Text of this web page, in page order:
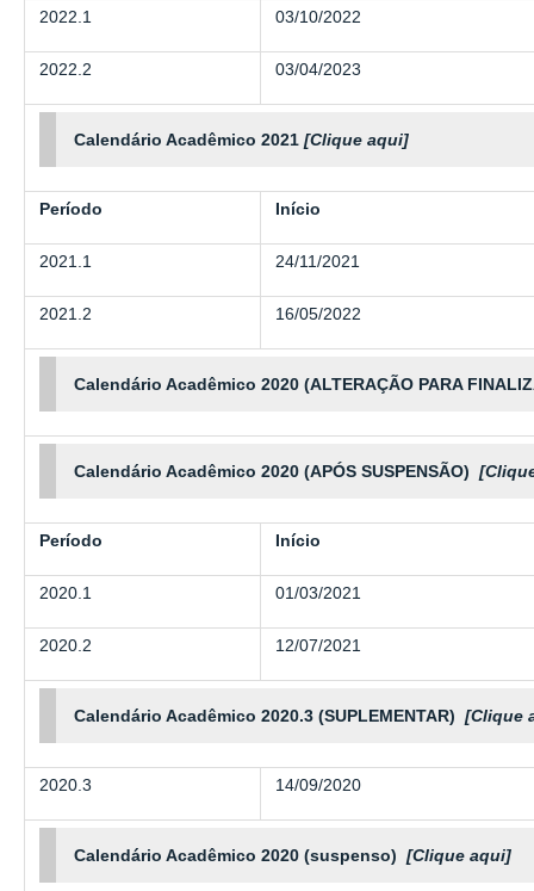
2022.1 03/10/2022
2022.2 03/04/2023
Calendário Acadêmico 2021[Clique aqui]
Período Início
2021.1 24/11/2021
2021.2 16/05/2022
Calendário Acadêmico 2020 (ALTERAÇÃO PARA
Calendário Acadêmico 2020 (APÓS SUSPENSÃO)
Período Início
2020.1 01/03/2021
2020.2 12/07/2021
Calendário Acadêmico 2020.3 (SUPLEMENTAR) [Clique
2020.3 14/09/2020
Calendário Acadêmico 2020 (suspenso) [Clique aqui]